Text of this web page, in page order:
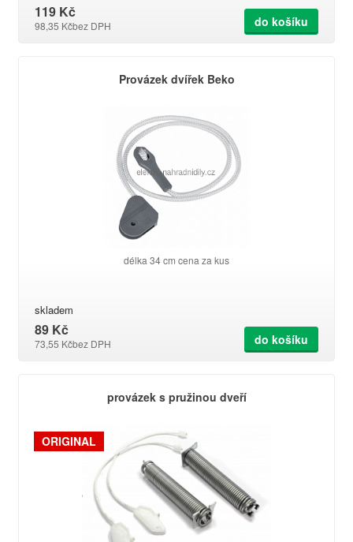
119 Kč
98,35 Kčbez DPH do košíku
Provázek dvířek Beko
délka 34 cm cena za kus
skladem
89 Kč
73,55 Kčbez DPH do košíku
provázek s pružinou dveří
ORIGINAL